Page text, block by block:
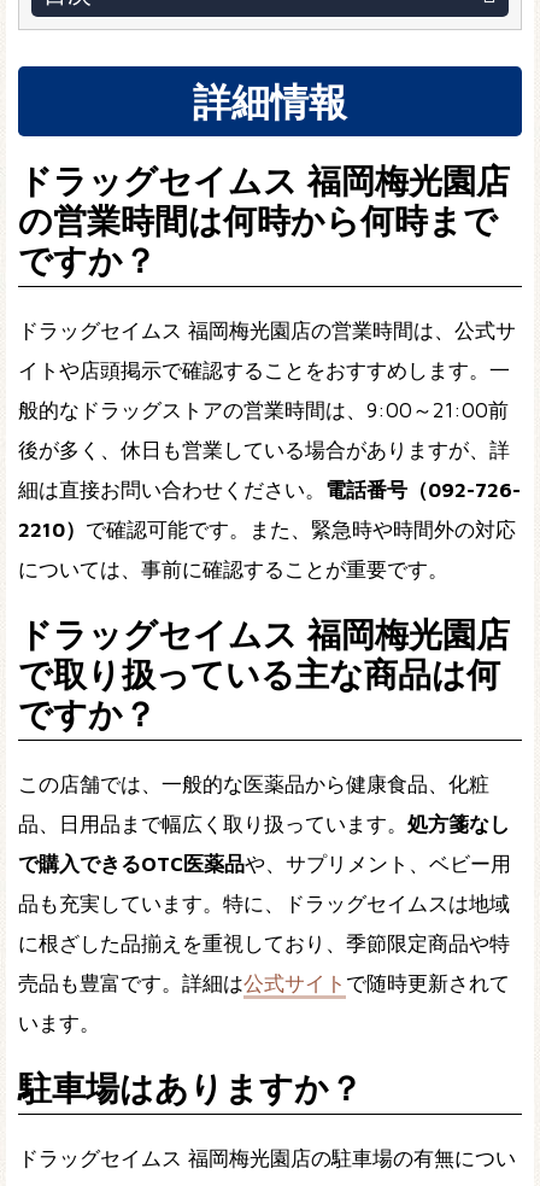
詳細情報
ドラッグセイムス 福岡梅光園店
の営業時間は何時から何時まで
ですか？
ドラッグセイムス 福岡梅光園店の営業時間は、公式サ
イトや店頭掲示で確認することをおすすめします。一
般的なドラッグストアの営業時間は、9:00～21:00前
後が多く、休日も営業している場合がありますが、詳
細は直接お問い合わせください。 電話番号（092-726-
2210） で確認可能です。また、緊急時や時間外の対応
については、事前に確認することが重要です。
ドラッグセイムス 福岡梅光園店
で取り扱っている主な商品は何
ですか？
この店舗では、一般的な医薬品から健康食品、化粧
品、日用品まで幅広く取り扱っています。 処方箋なし
で購入できるOTC医薬品や、サプリメント、ベビー用
品も充実しています。特に、ドラッグセイムスは地域
に根ざした品揃えを重視しており、季節限定商品や特
売品も豊富です。詳細は公式サイト で随時更新されて
います。
駐車場はありますか？
ドラッグセイムス 福岡梅光園店の駐車場の有無につい